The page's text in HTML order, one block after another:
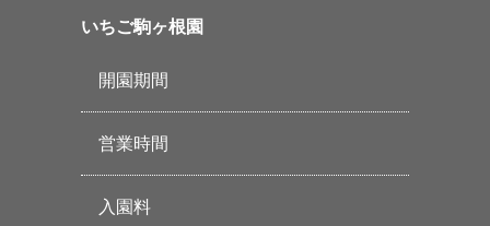
いちご駒ヶ根園
開園期間
営業時間
入園料